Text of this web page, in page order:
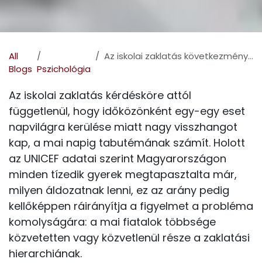
All
Blogs Pszichológia
Az iskolai zaklatás következményei: depresszió és öngyilkosság
Az iskolai zaklatás kérdésköre attól
függetlenül, hogy időközönként egy-egy eset
napvilágra kerülése miatt nagy visszhangot
kap, a mai napig tabutémának számít. Holott
az UNICEF adatai szerint Magyarországon
minden tízedik gyerek megtapasztalta már,
milyen áldozatnak lenni, ez az arány pedig
kellőképpen ráirányítja a figyelmet a probléma
komolyságára: a mai fiatalok többsége
közvetetten vagy közvetlenül része a zaklatási
hierarchiának.